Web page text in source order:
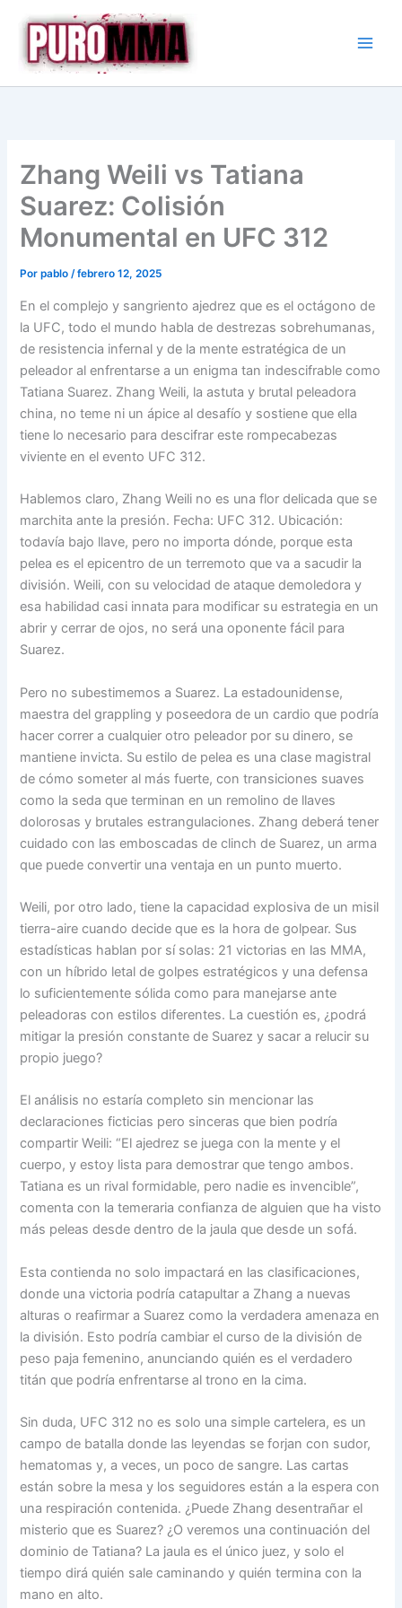
contenido
Zhang Weili vs Tatiana
Suarez: Colisión
Monumental en UFC 312
Porpablo/febrero 12, 2025
En el complejo y sangriento ajedrez que es el octágono de
la UFC, todo el mundo habla de destrezas sobrehumanas,
de resistencia infernal y de la mente estratégica de un
peleador al enfrentarse a un enigma tan indescifrable como
Tatiana Suarez. Zhang Weili, la astuta y brutal peleadora
china, no teme ni un ápice al desafío y sostiene que ella
tiene lo necesario para descifrar este rompecabezas
viviente en el evento UFC 312.
Hablemos claro, Zhang Weili no es una flor delicada que se
marchita ante la presión. Fecha: UFC 312. Ubicación:
todavía bajo llave, pero no importa dónde, porque esta
pelea es el epicentro de un terremoto que va a sacudir la
división. Weili, con su velocidad de ataque demoledora y
esa habilidad casi innata para modificar su estrategia en un
abrir y cerrar de ojos, no será una oponente fácil para
Suarez.
Pero no subestimemos a Suarez. La estadounidense,
maestra del grappling y poseedora de un cardio que podría
hacer correr a cualquier otro peleador por su dinero, se
mantiene invicta. Su estilo de pelea es una clase magistral
de cómo someter al más fuerte, con transiciones suaves
como la seda que terminan en un remolino de llaves
dolorosas y brutales estrangulaciones. Zhang deberá tener
cuidado con las emboscadas de clinch de Suarez, un arma
que puede convertir una ventaja en un punto muerto.
Weili, por otro lado, tiene la capacidad explosiva de un misil
tierra-aire cuando decide que es la hora de golpear. Sus
estadísticas hablan por sí solas: 21 victorias en las MMA,
con un híbrido letal de golpes estratégicos y una defensa
lo suficientemente sólida como para manejarse ante
peleadoras con estilos diferentes. La cuestión es, ¿podrá
mitigar la presión constante de Suarez y sacar a relucir su
propio juego?
El análisis no estaría completo sin mencionar las
declaraciones ficticias pero sinceras que bien podría
compartir Weili: “El ajedrez se juega con la mente y el
cuerpo, y estoy lista para demostrar que tengo ambos.
Tatiana es un rival formidable, pero nadie es invencible”,
comenta con la temeraria confianza de alguien que ha visto
más peleas desde dentro de la jaula que desde un sofá.
Esta contienda no solo impactará en las clasificaciones,
donde una victoria podría catapultar a Zhang a nuevas
alturas o reafirmar a Suarez como la verdadera amenaza en
la división. Esto podría cambiar el curso de la división de
peso paja femenino, anunciando quién es el verdadero
titán que podría enfrentarse al trono en la cima.
Sin duda, UFC 312 no es solo una simple cartelera, es un
campo de batalla donde las leyendas se forjan con sudor,
hematomas y, a veces, un poco de sangre. Las cartas
están sobre la mesa y los seguidores están a la espera con
una respiración contenida. ¿Puede Zhang desentrañar el
misterio que es Suarez? ¿O veremos una continuación del
dominio de Tatiana? La jaula es el único juez, y solo el
tiempo dirá quién sale caminando y quién termina con la
mano en alto.